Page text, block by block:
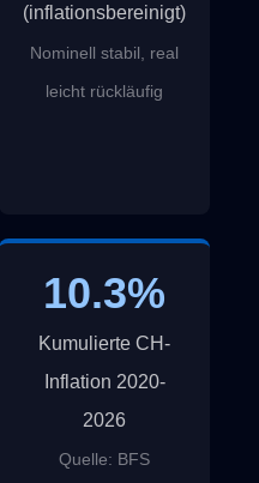
(inflationsbereinigt)
Nominell stabil, real
leicht rückläufig
10.3%
Kumulierte CH-
Inflation 2020-
2026
Quelle: BFS